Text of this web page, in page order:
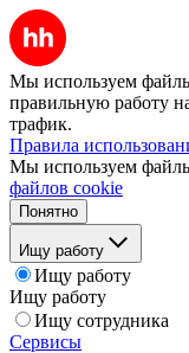
Мы используем
правильную работу
трафик.
Правила
Мы используем
файлов cookie
Понятно
Ищу работу
Ищу работу
Ищу работу
Ищу сотрудника
Сервисы